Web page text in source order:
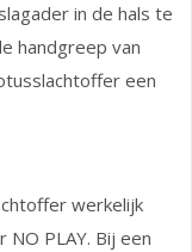
in de hals te
handgreep van
een
werkelijk
PLAY. Bij een